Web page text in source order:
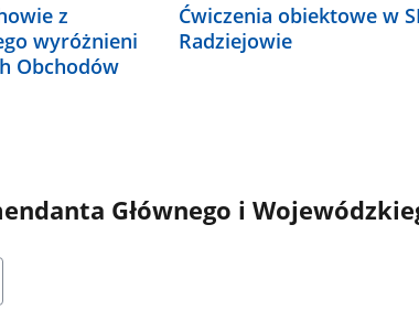
z
wyróżnieni
Obchodów
Ćwiczenia obiektowe w
Radziejowie
Głównego i